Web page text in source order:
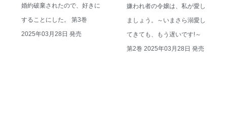
婚約破棄されたので、好きに
することにした。 第3巻
2025年03月28日 発売
嫌われ者の令嬢は、私が愛し
ましょう。～いまさら溺愛し
てきても、もう遅いです!～
第2巻 2025年03月28日 発売